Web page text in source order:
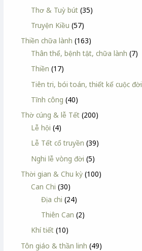
Thơ & Tuỳ bút (35)
Truyện Kiều (57)
Thiền chữa lành (163)
Thân thể, bệnh tật, chữa lành (7)
Thiền (17)
Tiên tri, bói toán, thiết kế cuộc đời
Tĩnh công (40)
Thờ cúng & lễ Tết (200)
Lễ hội (4)
Lễ Tết cổ truyền (39)
Nghi lễ vòng đời (5)
Thời gian & Chu kỳ (100)
Can Chi (30)
Địa chi (24)
Thiên Can (2)
Khí tiết (10)
Tôn giáo & thần linh (49)